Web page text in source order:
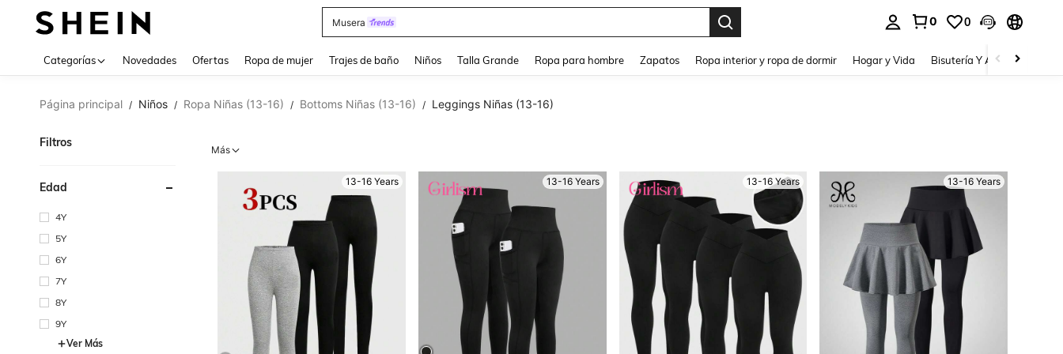
Musera 0 0
Categorías Novedades Ofertas Ropa de mujer Trajes de baño Niños Talla Grande Ropa para hombre Zapatos Ropa interior y ropa de dormir Hogar y Vida Bisutería Y Accesorios
Página principal / Niños / Ropa Niñas (13-16) / Bottoms Niñas (13-16) / Leggings Niñas (13-16)
Filtros
Edad
4Y
5Y
6Y
7Y
8Y
9Y
Ver Más
Más
13-16 Years 13-16 Years 13-16 Years 13-16 Years